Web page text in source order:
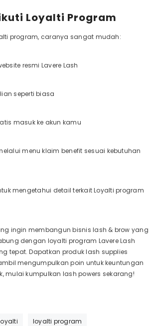
Loyalti Program
program, caranya sangat mudah:
resmi Lavere Lash
seperti biasa
masuk ke akun kamu
menu klaim benefit sesuai kebutuhan
mengetahui detail terkait Loyalti program
ingin membangun bisnislash & brow yang
dengan loyalti program Lavere Lash
tepat. Dapatkan produklash supplies
mengumpulkan poin untuk keuntungan
mulai kumpulkan lash powers sekarang!
loyalti program